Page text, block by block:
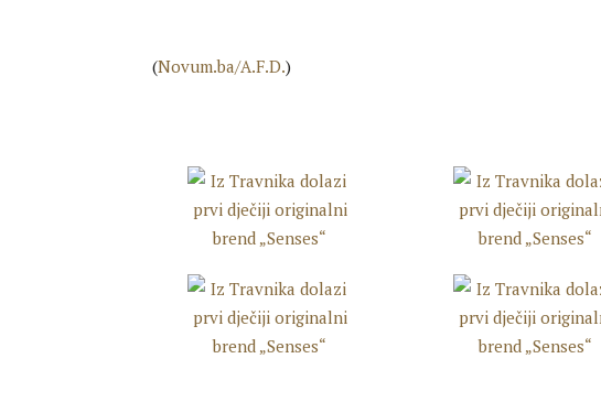
(Novum.ba/A.F.D.)